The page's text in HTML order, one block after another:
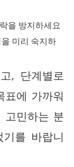
을 방지하세요
미리 숙지하
, 단계별로
표에 가까워
고민하는 분
를 바랍니